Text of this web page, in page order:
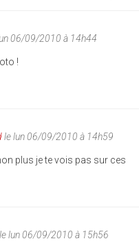
06/09/2010 à 14h44
!
le lun 06/09/2010 à 14h59
plus je te vois pas sur ces
le lun 06/09/2010 à 15h56